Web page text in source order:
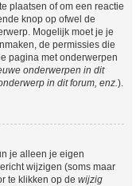
plaatsen of om een reactie
knop op ofwel de
Mogelijk moet je je
de permissies die
pagina met onderwerpen
onderwerpen in dit
in dit forum, enz.).
je alleen je eigen
wijzigen (soms maar
te klikken op de wijzig